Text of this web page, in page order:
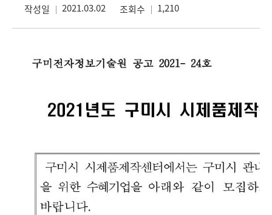
작성일 2021.03.02 조회수 1,210